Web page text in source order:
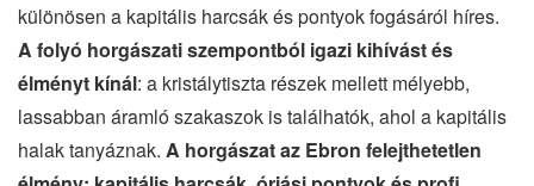
különösen a kapitális harcsák és pontyok fogásáról híres.
A folyó horgászati szempontból igazi kihívást és
élményt kínál: a kristálytiszta részek mellett mélyebb,
lassabban áramló szakaszok is találhatók, ahol a kapitális
halak tanyáznak. A horgászat az Ebron felejthetetlen